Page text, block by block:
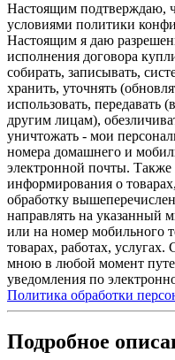
Настоящим подтверждаю,
условиями политики
Настоящим я даю
исполнения договора
собирать, записывать,
хранить, уточнять
использовать, передавать
другим лицам),
уничтожать - мои
номера домашнего и
электронной почты. Также
информирования о
обработку
направлять на указанный
или на номер мобильного
товарах, работах,
мною в любой момент
уведомления по
Политика обработки
Подробное